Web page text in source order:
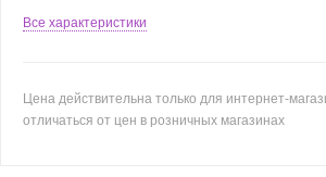
Все характеристики
Цена действительна только для интернет-
отличаться от цен в розничных магазинах